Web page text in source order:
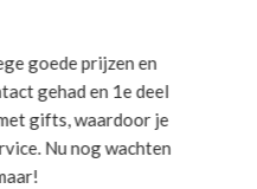
goede prijzen en
gehad en 1e deel
gifts, waardoor je
Nu nog wachten